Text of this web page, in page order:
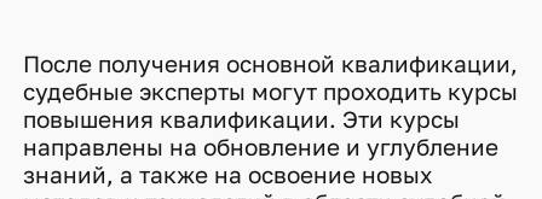
После получения основной квалификации,
судебные эксперты могут проходить курсы
повышения квалификации. Эти курсы
направлены на обновление и углубление
знаний, а также на освоение новых